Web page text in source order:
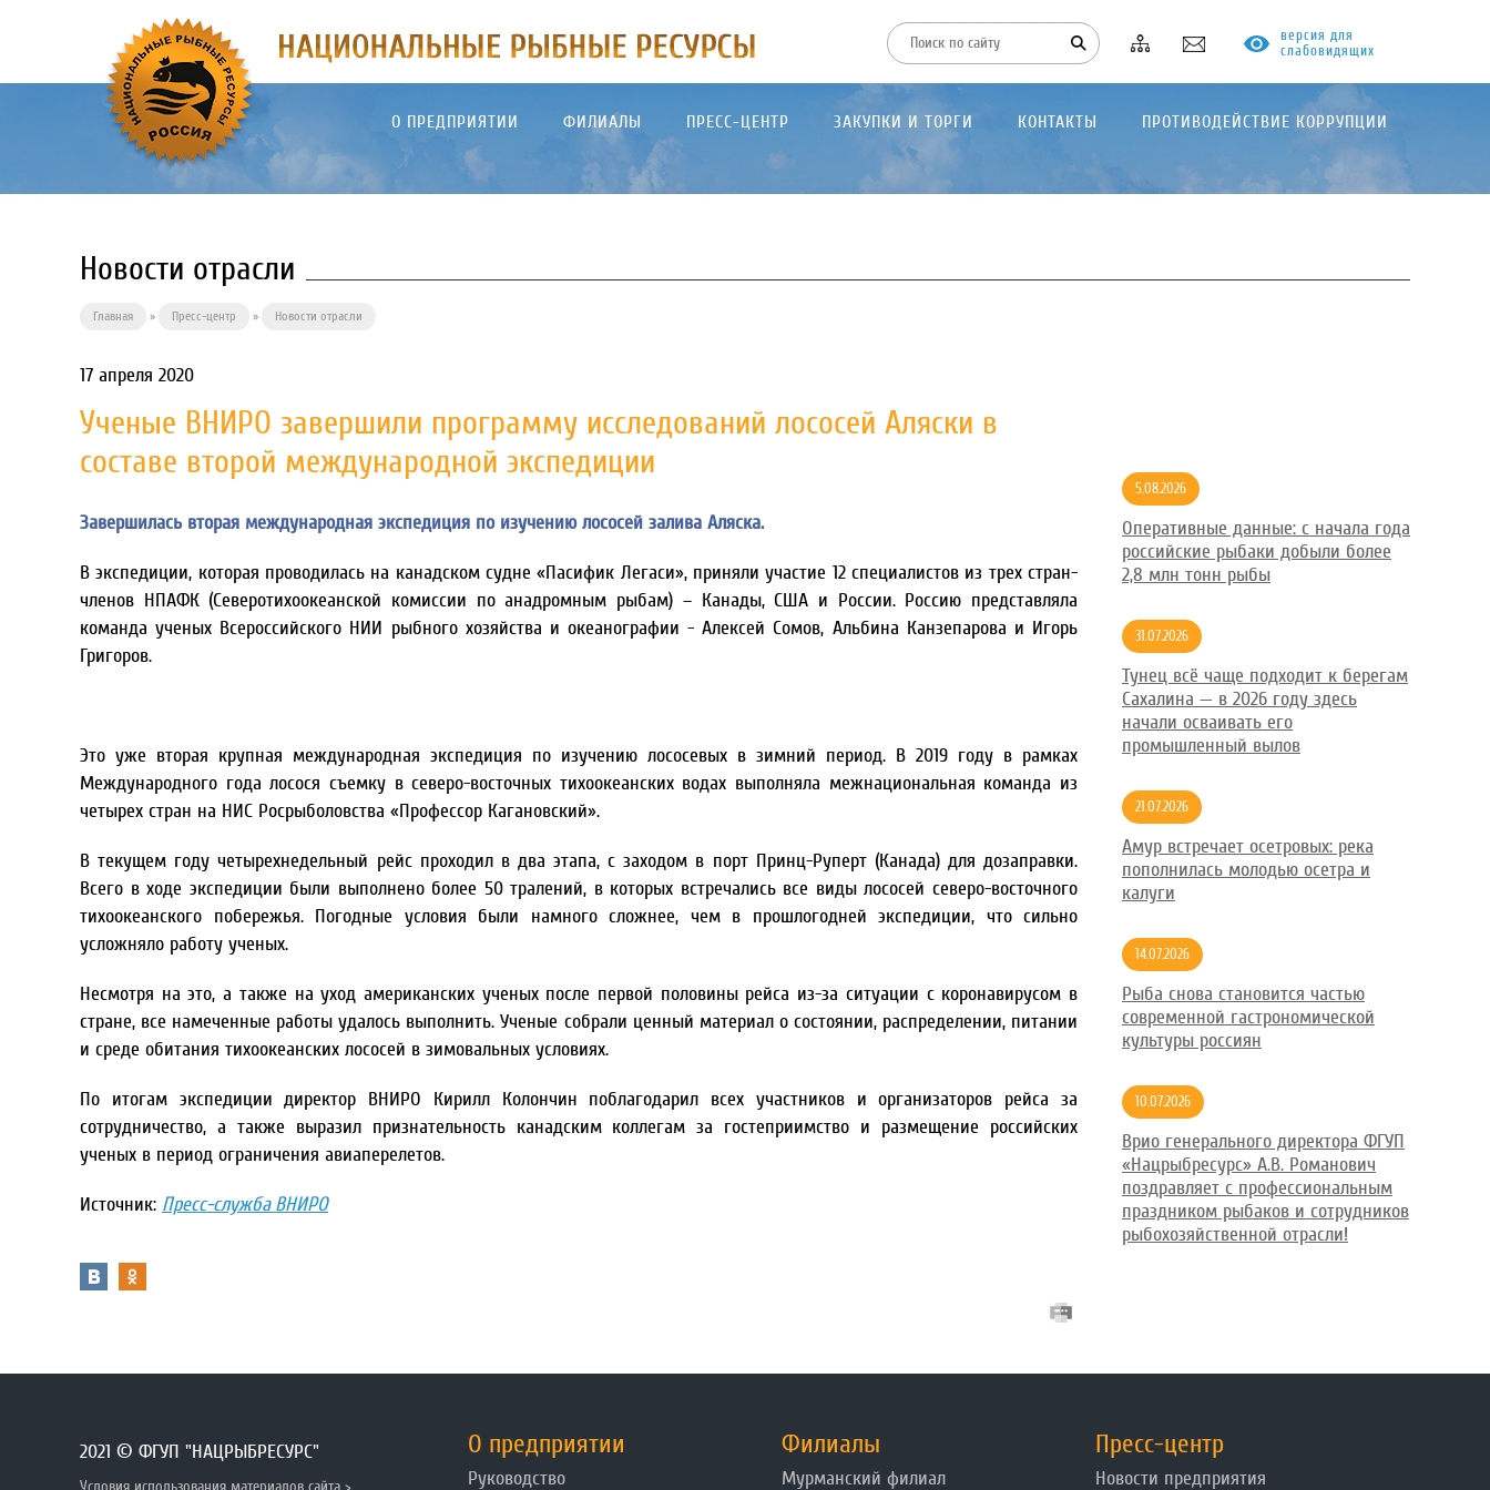
версия для
слабовидящих
О ПРЕДПРИЯТИИ ФИЛИАЛЫ ПРЕСС-ЦЕНТР ЗАКУПКИ И ТОРГИ КОНТАКТЫ ПРОТИВОДЕЙСТВИЕ КОРРУПЦИИ
Новости отрасли
Главная » Пресс-центр » Новости отрасли
17 апреля 2020
Ученые ВНИРО завершили программу исследований лососей Аляски в
составе второй международной экспедиции
Завершилась вторая международная экспедиция по изучению лососей залива Аляска.
В экспедиции, которая проводилась на канадском судне «Пасифик Легаси», приняли участие 12 специалистов из трех стран-
членов НПАФК (Северотихоокеанской комиссии по анадромным рыбам) – Канады, США и России. Россию представляла
команда ученых Всероссийского НИИ рыбного хозяйства и океанографии - Алексей Сомов, Альбина Канзепарова и Игорь
Григоров.
Это уже вторая крупная международная экспедиция по изучению лососевых в зимний период. В 2019 году в рамках
Международного года лосося съемку в северо-восточных тихоокеанских водах выполняла межнациональная команда из
четырех стран на НИС Росрыболовства «Профессор Кагановский».
В текущем году четырехнедельный рейс проходил в два этапа, с заходом в порт Принц-Руперт (Канада) для дозаправки.
Всего в ходе экспедиции были выполнено более 50 тралений, в которых встречались все виды лососей северо-восточного
тихоокеанского побережья. Погодные условия были намного сложнее, чем в прошлогодней экспедиции, что сильно
усложняло работу ученых.
Несмотря на это, а также на уход американских ученых после первой половины рейса из-за ситуации с коронавирусом в
стране, все намеченные работы удалось выполнить. Ученые собрали ценный материал о состоянии, распределении, питании
и среде обитания тихоокеанских лососей в зимовальных условиях.
По итогам экспедиции директор ВНИРО Кирилл Колончин поблагодарил всех участников и организаторов рейса за
сотрудничество, а также выразил признательность канадским коллегам за гостеприимство и размещение российских
ученых в период ограничения авиаперелетов.
Источник: Пресс-служба ВНИРО
5.08.2026
Оперативные данные: с начала года
российские рыбаки добыли более
2,8 млн тонн рыбы
31.07.2026
Тунец всё чаще подходит к берегам
Сахалина — в 2026 году здесь
начали осваивать его
промышленный вылов
21.07.2026
Амур встречает осетровых: река
пополнилась молодью осетра и
калуги
14.07.2026
Рыба снова становится частью
современной гастрономической
культуры россиян
10.07.2026
Врио генерального директора ФГУП
«Нацрыбресурс» А.В. Романович
поздравляет с профессиональным
праздником рыбаков и сотрудников
рыбохозяйственной отрасли!
2021 © ФГУП "НАЦРЫБРЕСУРС" О предприятии
Руководство
Филиалы
Мурманский филиал
Пресс-центр
Новости предприятия